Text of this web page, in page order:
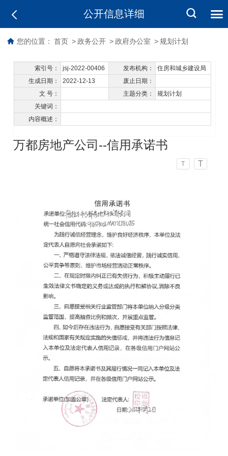
公开信息详细
您的位置： 首页 > 政务公开 > 政府办公室 > 规划计划
索引号： jsj-2022-00406 发布机构：
住房和城乡建设局
生成日期：
2022-12-13
废止日期：
文 号：
主题分类：
规划计划
关键词：
内容概述：
万都房地产公司--信用承诺书
T T